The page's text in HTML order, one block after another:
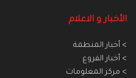
الأخبار و الاعلام
> أخبار المنطمة
> أخبار الفروع
> مركز المعلومات